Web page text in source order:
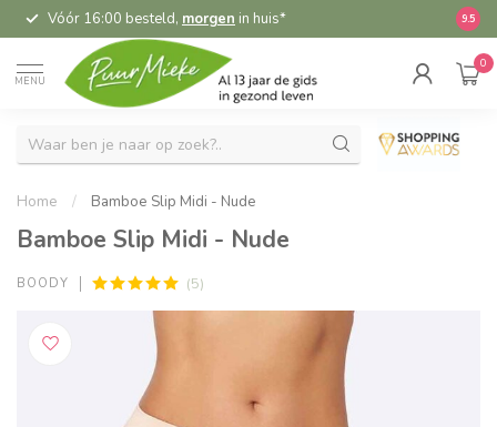
Vóór 16:00 besteld, morgen in huis* 9.5
MENU
0
Home / Bamboe Slip Midi - Nude
Bamboe Slip Midi - Nude
BOODY (5)